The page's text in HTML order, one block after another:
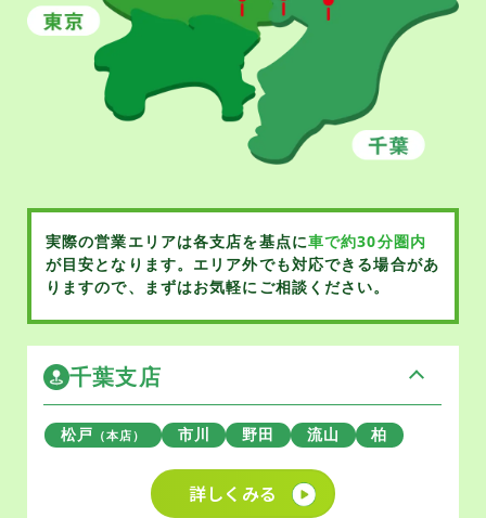
実際の営業エリアは各支店を基点に車で約30分圏内
が目安となります。 エリア外でも対応できる場合があ
りますので、まずはお気軽にご相談ください。
千葉支店
松戸 （本店） 市川 野田 流山 柏
詳しくみる